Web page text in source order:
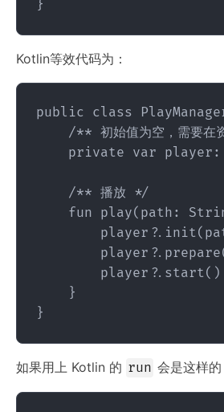
Kotlin等效代码为：
public class
/** 初始值为空，需要在
private var
    /** 播放 */
fun play(path:
        player?.start()
    }
如果用上 Kotlin 的 run 会是这样的